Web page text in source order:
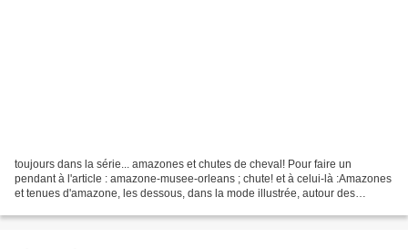
toujours dans la série... amazones et chutes de cheval! Pour faire un
pendant à l'article : amazone-musee-orleans ; chute! et à celui-là :Amazones
et tenues d'amazone, les dessous, dans la mode illustrée, autour des